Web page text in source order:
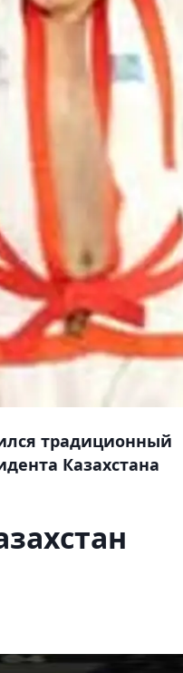
традиционный
Казахстана